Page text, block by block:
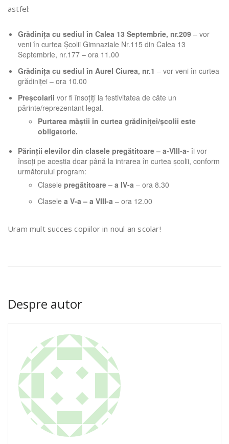
astfel:
Grădinița cu sediul în Calea 13 Septembrie, nr.209 – vor
veni în curtea Școlii Gimnaziale Nr.115 din Calea 13
Septembrie, nr.177 – ora 11.00
Grădinița cu sediul în Aurel Ciurea, nr.1 – vor veni în curtea
grădiniței – ora 10.00
Preșcolarii vor fi însoțiți la festivitatea de câte un
părinte/reprezentant legal.
Purtarea măștii în curtea grădiniței/școlii este
obligatorie.
Părinții elevilor din clasele pregătitoare – a-VIII-a- îi vor
însoți pe aceștia doar până la intrarea în curtea școlii, conform
următorului program:
Clasele pregătitoare – a IV-a – ora 8.30
Clasele a V-a – a VIII-a – ora 12.00
Uram mult succes copiilor in noul an scolar!
Despre autor